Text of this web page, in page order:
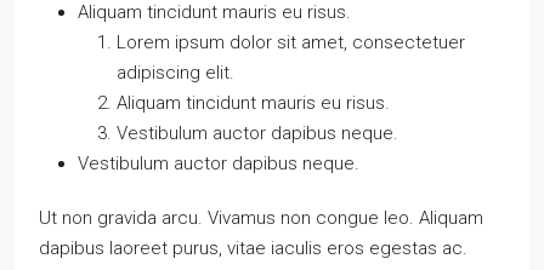
Aliquam tincidunt mauris eu risus.
Lorem ipsum dolor sit amet, consectetuer
adipiscing elit.
Aliquam tincidunt mauris eu risus.
Vestibulum auctor dapibus neque.
Vestibulum auctor dapibus neque.
Ut non gravida arcu. Vivamus non congue leo. Aliquam
dapibus laoreet purus, vitae iaculis eros egestas ac.